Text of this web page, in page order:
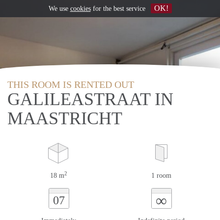
THIS ROOM IS RENTED OUT
GALILEASTRAAT IN
MAASTRICHT
18 m2 1 room
07 ∞
We use cookiesfor the best service OK!